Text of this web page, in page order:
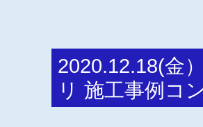
2020.12.18(金
リ 施工事例コ